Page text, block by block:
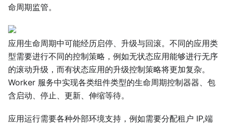
命周期监管。
应用生命周期中可能经历启停、升级与回滚。不同的应用类
型需要进行不同的控制策略，例如无状态应用能够进行无序
的滚动升级，而有状态应用的升级控制策略将更加复杂。
Worker 服务中实现各类组件类型的生命周期控制器器、包
含启动、停止、更新、伸缩等待。
应用运行需要各种外部环境支持，例如需要分配租户 IP,端